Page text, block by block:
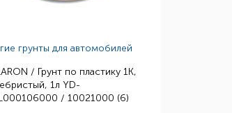
грунты для автомобилей
/ Грунт по пластику 1К,
1л YD-
/ 10021000 (6)